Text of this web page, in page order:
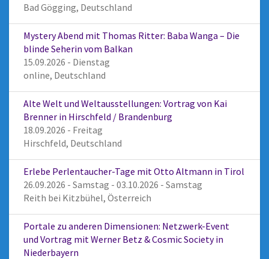
Bad Gögging, Deutschland
Mystery Abend mit Thomas Ritter: Baba Wanga – Die
blinde Seherin vom Balkan
15.09.2026 - Dienstag
online, Deutschland
Alte Welt und Weltausstellungen: Vortrag von Kai
Brenner in Hirschfeld / Brandenburg
18.09.2026 - Freitag
Hirschfeld, Deutschland
Erlebe Perlentaucher-Tage mit Otto Altmann in Tirol
26.09.2026 - Samstag - 03.10.2026 - Samstag
Reith bei Kitzbühel, Österreich
Portale zu anderen Dimensionen: Netzwerk-Event
und Vortrag mit Werner Betz & Cosmic Society in
Niederbayern